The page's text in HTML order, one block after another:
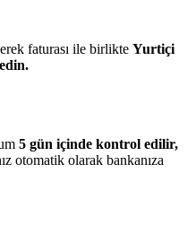
faturası ile birlikte Yurtiçi
5 gün içinde kontrol edilir,
otomatik olarak bankanıza